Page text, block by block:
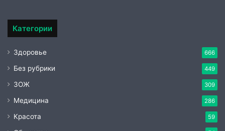
Категории
Здоровье 666
Без рубрики 449
ЗОЖ 309
Медицина 286
Красота 59